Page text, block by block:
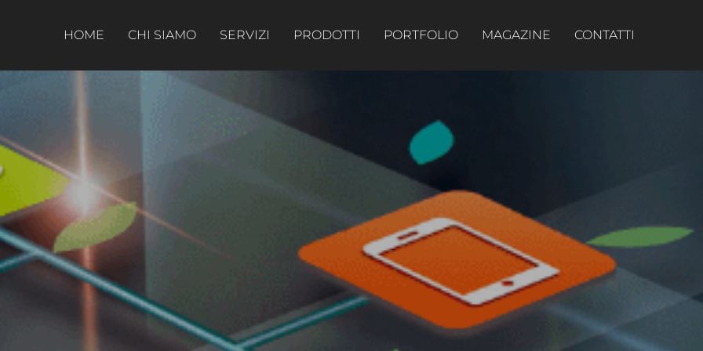
HOME CHI SIAMO SERVIZI PRODOTTI PORTFOLIO MAGAZINE CONTATTI